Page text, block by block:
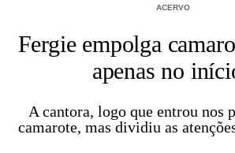
ACERVO
Fergie empolga
apenas no
A cantora, logo que entrou nos
camarote, mas dividiu as